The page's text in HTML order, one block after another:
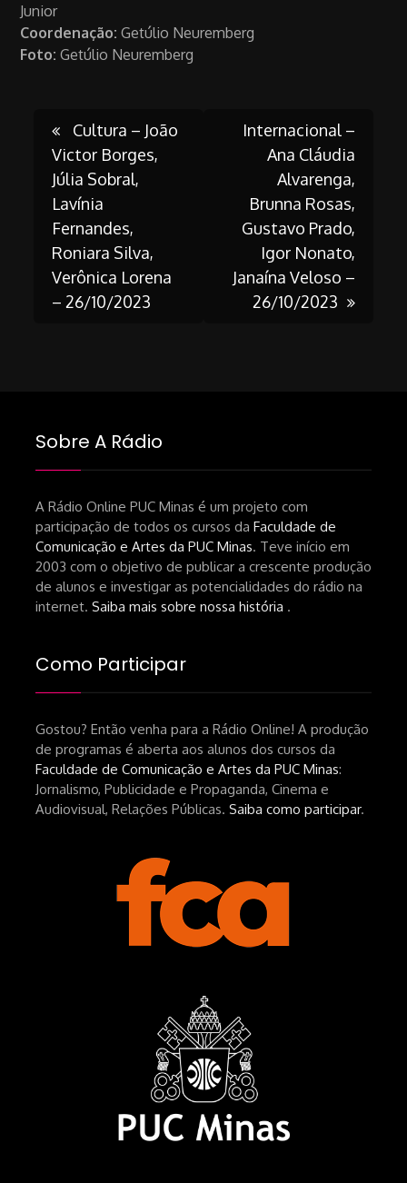
Junior
Coordenação: Getúlio Neuremberg
Foto: Getúlio Neuremberg
Post
navigation
Cultura – João
Victor Borges,
Júlia Sobral,
Lavínia
Fernandes,
Roniara Silva,
Verônica Lorena
– 26/10/2023
Internacional –
Ana Cláudia
Alvarenga,
Brunna Rosas,
Gustavo Prado,
Igor Nonato,
Janaína Veloso –
26/10/2023
Sobre A Rádio
A Rádio Online PUC Minas é um projeto com
participação de todos os cursos da Faculdade de
Comunicação e Artes da PUC Minas. Teve início em
2003 com o objetivo de publicar a crescente produção
de alunos e investigar as potencialidades do rádio na
internet. Saiba mais sobre nossa história .
Como Participar
Gostou? Então venha para a Rádio Online! A produção
de programas é aberta aos alunos dos cursos da
Faculdade de Comunicação e Artes da PUC Minas:
Jornalismo, Publicidade e Propaganda, Cinema e
Audiovisual, Relações Públicas. Saiba como participar.